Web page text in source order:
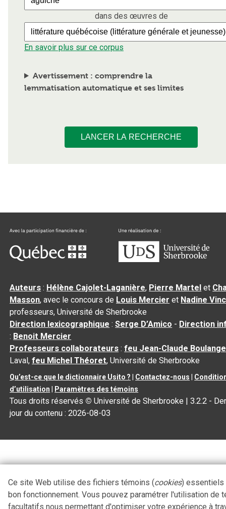
dans des œuvres de
En savoir plus sur ce corpus
Avertissement : comprendre la
lemmatisation automatique et ses limites
LANCER LA RECHERCHE
Auteurs : Hélène Cajolet-Laganière, Pierre Martel et
Masson, avec le concours de Louis Mercier et Nadine
professeurs, Université de Sherbrooke
Direction lexicographique :Serge D’Amico - Direction
: Benoit Mercier
Professeurs collaborateurs :feu Jean-Claude
Laval,feu Michel Théoret, Université de Sherbrooke
Qu’est-ce que le dictionnaire Usito ? Contactez-nous
d’utilisation
Paramètres des témoins
Tous droits réservés © Université de Sherbrooke |3.2.2 -
jour du contenu :2026-08-03
Ce site Web utilise des fichiers témoins (cookies) essentiels
bon fonctionnement. Vous pouvez paramétrer l'utilisation de
facultatifs nous permettant d'optimiser votre expérience à